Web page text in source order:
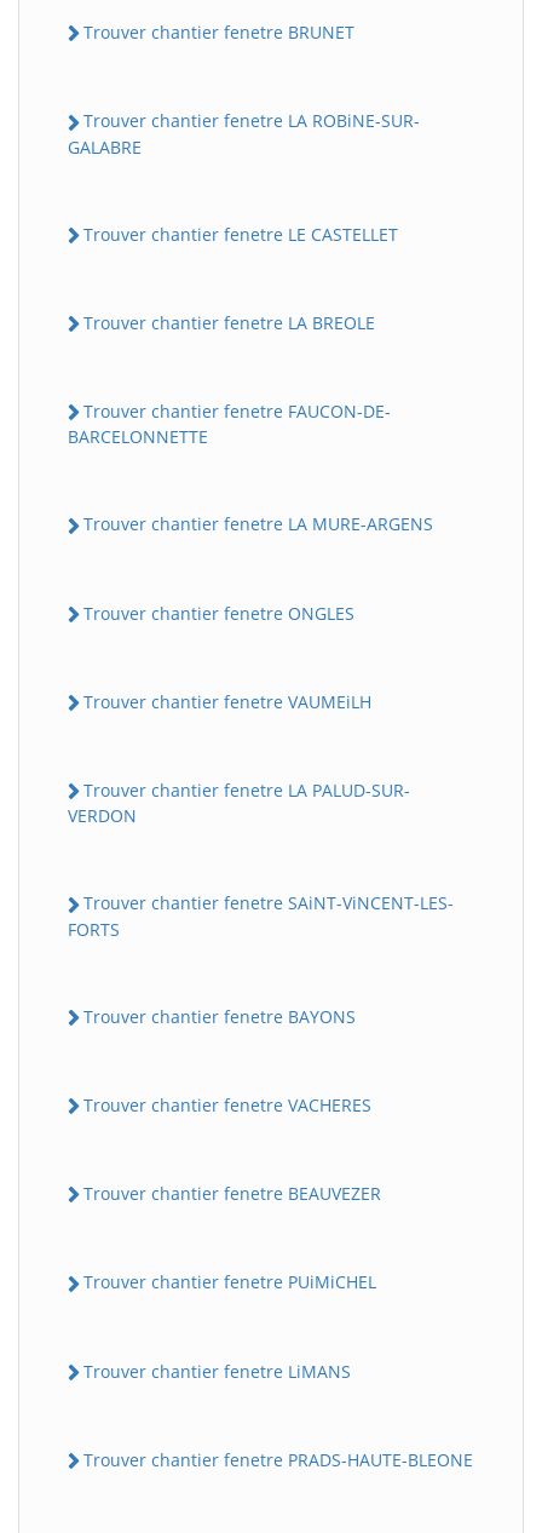
Trouver chantier fenetre BRUNET
Trouver chantier fenetre LA ROBiNE-SUR-
GALABRE
Trouver chantier fenetre LE CASTELLET
Trouver chantier fenetre LA BREOLE
Trouver chantier fenetre FAUCON-DE-
BARCELONNETTE
Trouver chantier fenetre LA MURE-ARGENS
Trouver chantier fenetre ONGLES
Trouver chantier fenetre VAUMEiLH
Trouver chantier fenetre LA PALUD-SUR-
VERDON
Trouver chantier fenetre SAiNT-ViNCENT-LES-
FORTS
Trouver chantier fenetre BAYONS
Trouver chantier fenetre VACHERES
Trouver chantier fenetre BEAUVEZER
Trouver chantier fenetre PUiMiCHEL
Trouver chantier fenetre LiMANS
Trouver chantier fenetre PRADS-HAUTE-BLEONE